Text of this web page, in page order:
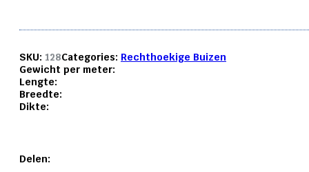
SKU: 128Categories: Rechthoekige Buizen
Gewicht per meter:
Lengte:
Breedte:
Dikte:
Delen: